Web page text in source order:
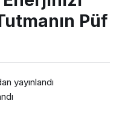
Püf
yayınlandı